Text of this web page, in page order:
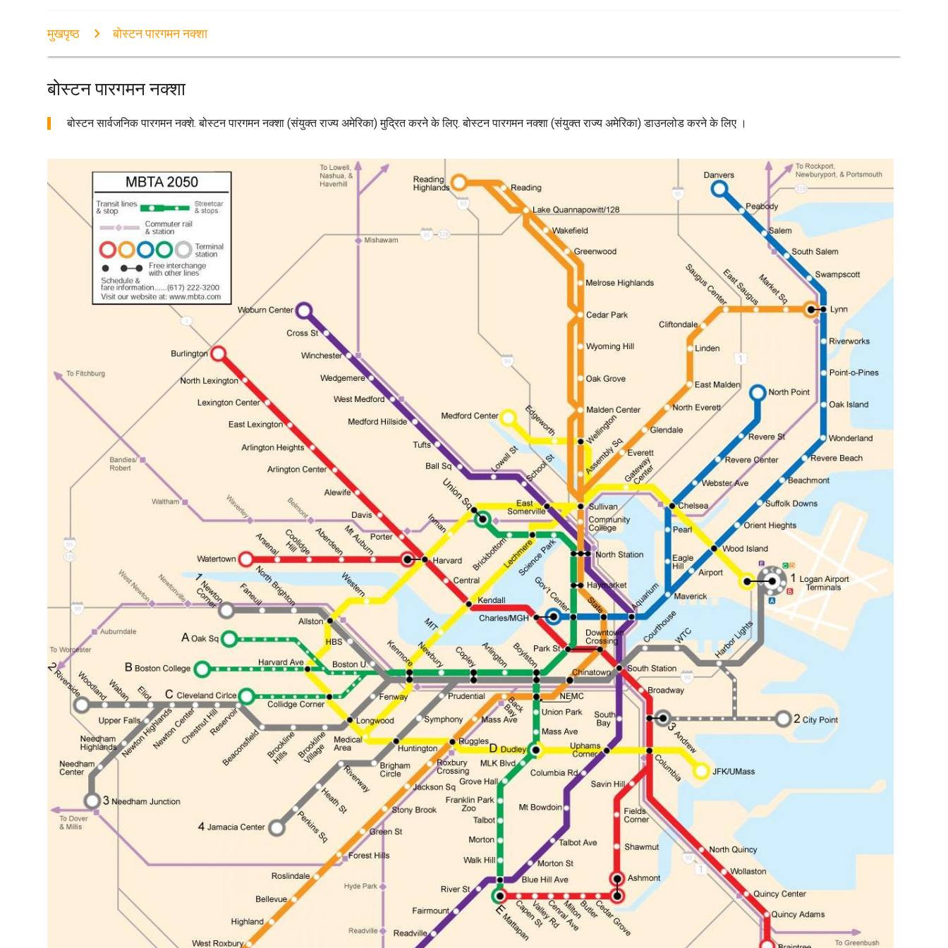
मुखपृष्ठ बोस्टन पारगमन नक्शा
बोस्टन पारगमन नक्शा
बोस्टन सार्वजनिक पारगमन नक्शे. बोस्टन पारगमन नक्शा (संयुक्त राज्य अमेरिका) मुद्रित करने के लिए. बोस्टन पारगमन नक्शा (संयुक्त राज्य अमेरिका) डाउनलोड करने के लिए ।